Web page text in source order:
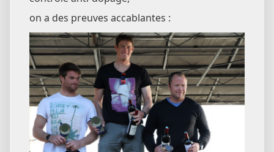
on a des preuves accablantes :